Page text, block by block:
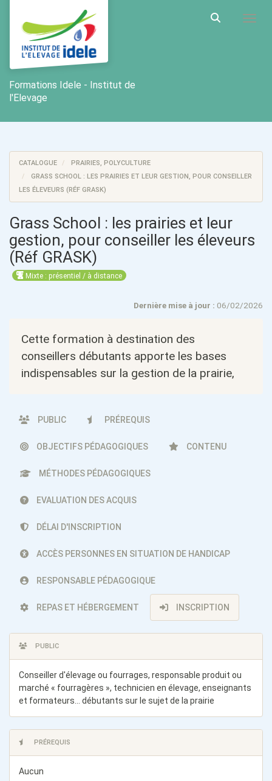
Aller au menu principal
Aller au contenu principal
Personnaliser l'interface
Formations Idele - Institut de
l'Elevage
CATALOGUE
PRAIRIES, POLYCULTURE
GRASS SCHOOL : LES PRAIRIES ET LEUR GESTION, POUR CONSEILLER
LES ÉLEVEURS (RÉF GRASK)
Grass School : les prairies et leur
gestion, pour conseiller les éleveurs
(Réf GRASK)
Mixte : présentiel / à distance
Dernière mise à jour : 06/02/2026
Cette formation à destination des
conseillers débutants apporte les bases
indispensables sur la gestion de la prairie,
PUBLIC PRÉREQUIS
OBJECTIFS PÉDAGOGIQUES CONTENU
MÉTHODES PÉDAGOGIQUES
EVALUATION DES ACQUIS
DÉLAI D'INSCRIPTION
ACCÈS PERSONNES EN SITUATION DE HANDICAP
RESPONSABLE PÉDAGOGIQUE
REPAS ET HÉBERGEMENT INSCRIPTION
PUBLIC
Conseiller d'élevage ou fourrages, responsable produit ou
marché « fourragères », technicien en élevage, enseignants
et formateurs... débutants sur le sujet de la prairie
PRÉREQUIS
Aucun